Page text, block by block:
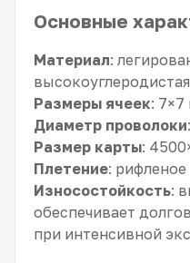
Основные
Материал:
Размеры ячеек:
Диаметр проволоки
Размер карты:
Плетение: рифленое
Износостойкость:
обеспечивает
при интенсивной